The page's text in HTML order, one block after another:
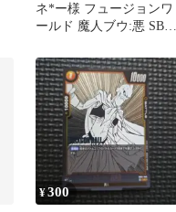
ネ*ー様 フュージョンワ
ールド 魔人ブウ:悪 SB01-
¥300